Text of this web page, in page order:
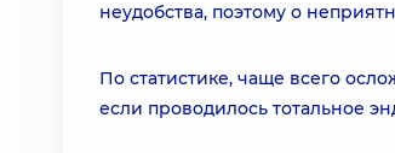
неудобства, поэтому о
По статистике, чаще всего
если проводилось тотальное